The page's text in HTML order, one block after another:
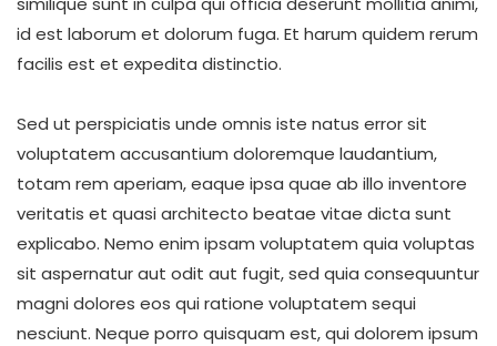
id est laborum et dolorum fuga. Et harum quidem rerum
facilis est et expedita distinctio.
Sed ut perspiciatis unde omnis iste natus error sit
voluptatem accusantium doloremque laudantium,
totam rem aperiam, eaque ipsa quae ab illo inventore
veritatis et quasi architecto beatae vitae dicta sunt
explicabo. Nemo enim ipsam voluptatem quia voluptas
sit aspernatur aut odit aut fugit, sed quia consequuntur
magni dolores eos qui ratione voluptatem sequi
nesciunt. Neque porro quisquam est, qui dolorem ipsum